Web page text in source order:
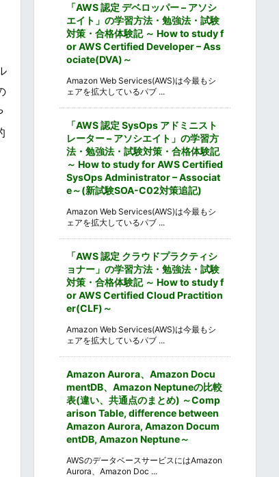
「AWS 認定 デベロッパー – アソシ
エイト」の学習方法・勉強法・試験
対策・合格体験記 ～ How to study f
or AWS Certified Developer – Ass
ociate(DVA)～
Amazon Web Services(AWS)は今最もシ
ェアを拡大しているパブ ...
「AWS 認定 SysOps アドミニスト
レーター – アソシエイト」の学習方
法・勉強法・試験対策・合格体験記
～ How to study for AWS Certified
SysOps Administrator – Associat
e～(新試験SOA-C02対策追記)
Amazon Web Services(AWS)は今最もシ
ェアを拡大しているパブ ...
「AWS 認定 クラウドプラクティシ
ョナー」の学習方法・勉強法・試験
対策・合格体験記 ～ How to study f
or AWS Certified Cloud Practition
er(CLF)～
Amazon Web Services(AWS)は今最もシ
ェアを拡大しているパブ ...
Amazon Aurora、Amazon Docu
mentDB、Amazon Neptuneの比較
表(違い、共通点のまとめ) ～Comp
arison Table, difference between
Amazon Aurora, Amazon Docum
entDB, Amazon Neptune～
AWSのデータベースサービスにはAmazon
Aurora、Amazon Doc ...